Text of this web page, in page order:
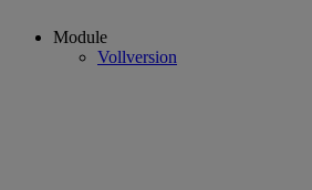
Module
Vollversion